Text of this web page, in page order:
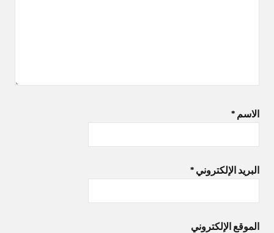
الاسم *
البريد الإلكتروني *
الموقع الإلكتروني